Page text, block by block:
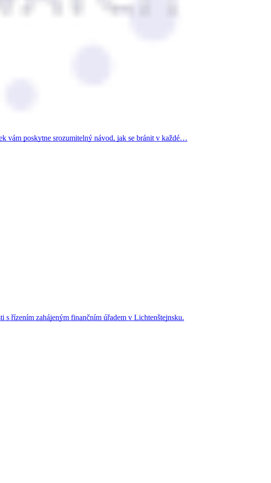
vám poskytne srozumitelný návod, jak se bránit v každé…
řízením zahájeným finančním úřadem v Lichtenštejnsku.